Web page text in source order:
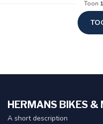
Toon 1
HERMANS BIKES &
A short description